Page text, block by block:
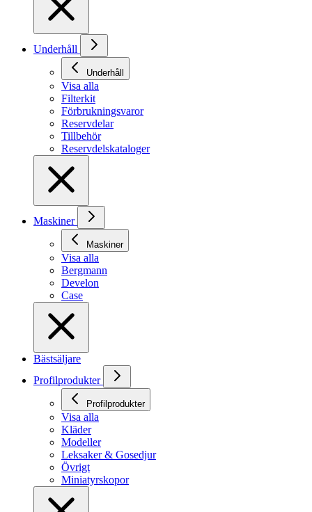
Underhåll
Underhåll
Visa alla
Filterkit
Förbrukningsvaror
Reservdelar
Tillbehör
Reservdelskataloger
Maskiner
Maskiner
Visa alla
Bergmann
Develon
Case
Bästsäljare
Profilprodukter
Profilprodukter
Visa alla
Kläder
Modeller
Leksaker & Gosedjur
Övrigt
Miniatyrskopor